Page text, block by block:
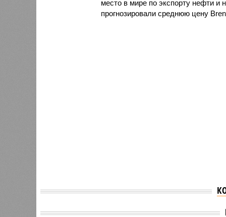
место в мире по экспорту нефти и
прогнозировали среднюю цену
Названа стоимость
поездки на скоростном